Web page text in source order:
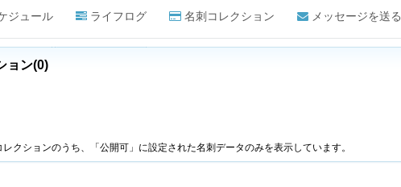
ジュール ライフログ 名刺コレクション メッセージを送る
ョン(0)
クションのうち、「公開可」に設定された名刺データのみを表示しています。